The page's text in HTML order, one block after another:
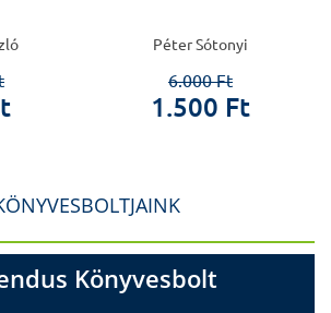
Péter Sótonyi
6.000 Ft
1.500 Ft
Könyvesbolt